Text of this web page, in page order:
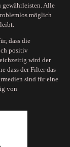
gewährleisten. Alle
möglich
dass die
positiv
wird der
dass der Filter das
sind für eine
von